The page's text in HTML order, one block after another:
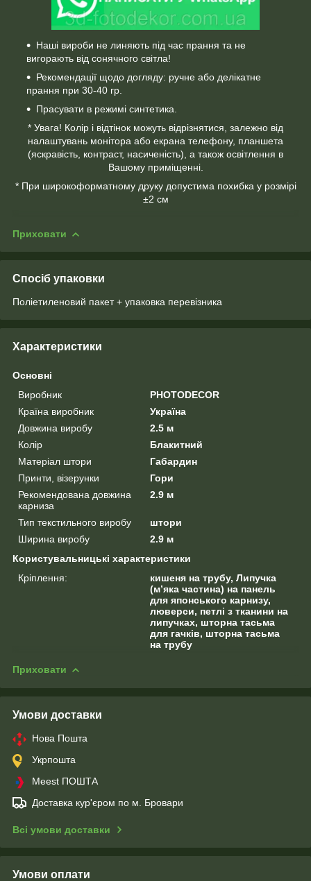
Наші вироби не линяють під час прання та не
вигорають від сонячного світла!
Рекомендації щодо догляду: ручне або делікатне
прання при 30-40 гр.
Прасувати в режимі синтетика.
* Увага! Колір і відтінок можуть відрізнятися, залежно від
налаштувань монітора або екрана телефону, планшета
(яскравість, контраст, насиченість), а також освітлення в
Вашому приміщенні.
* При широкоформатному друку допустима похибка у розмірі
±2 см
Приховати
Спосіб упаковки
Поліетиленовий пакет + упаковка перевізника
Характеристики
Основні
Виробник
PHOTODECOR
Країна виробник
Україна
Довжина виробу
2.5 м
Колір
Блакитний
Матеріал штори
Габардин
Принти, візерунки
Гори
Рекомендована довжина
карниза
2.9 м
Тип текстильного виробу
штори
Ширина виробу
2.9 м
Користувальницькі характеристики
Кріплення:
кишеня на трубу, Липучка
(м’яка частина) на панель
для японського карнизу,
люверси, петлі з тканини на
липучках, шторна тасьма
для гачків, шторна тасьма
на трубу
Приховати
Умови доставки
Нова Пошта
Укрпошта
Meest ПОШТА
Доставка кур'єром по м. Бровари
Всі умови доставки
Умови оплати